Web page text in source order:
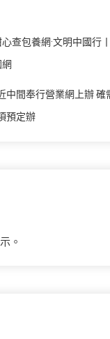
查包養網·文明中國行
網
中間奉行營業網上辦 確
預定辦
。